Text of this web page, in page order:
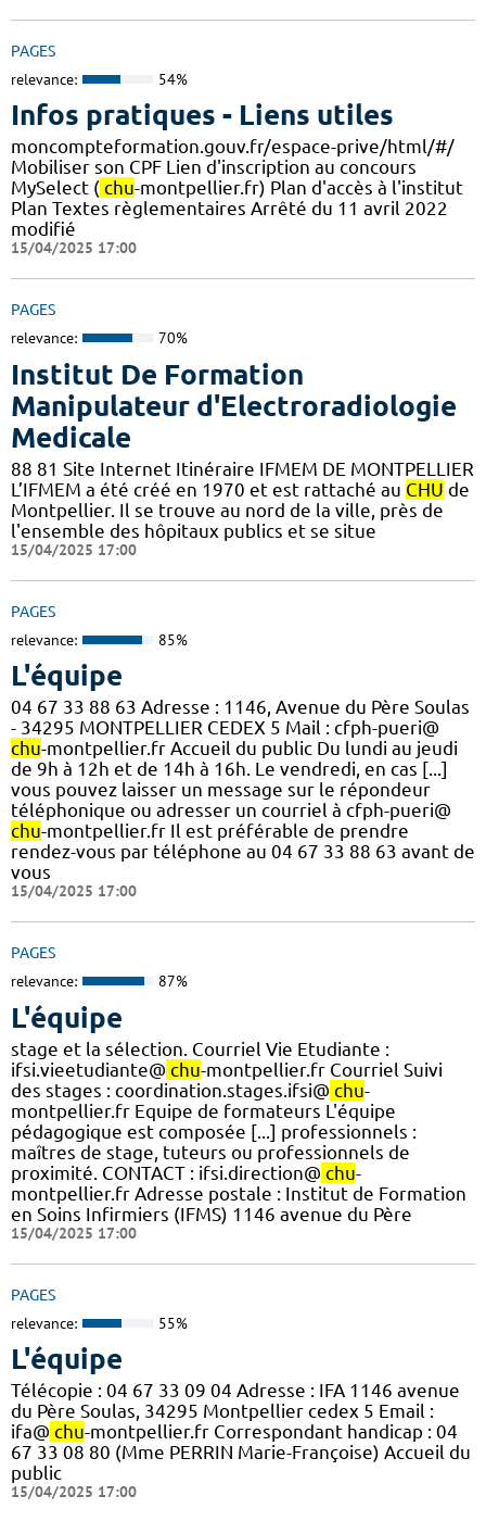
PAGES
relevance: 54%
Infos pratiques - Liens utiles
moncompteformation.gouv.fr/espace-prive/html/#/
Mobiliser son CPF Lien d'inscription au concours
MySelect ( chu-montpellier.fr) Plan d'accès à l'institut
Plan Textes règlementaires Arrêté du 11 avril 2022
modifié
15/04/2025 17:00
PAGES
relevance: 70%
Institut De Formation
Manipulateur d'Electroradiologie
Medicale
88 81 Site Internet Itinéraire IFMEM DE MONTPELLIER
L’IFMEM a été créé en 1970 et est rattaché au CHU de
Montpellier. Il se trouve au nord de la ville, près de
l'ensemble des hôpitaux publics et se situe
15/04/2025 17:00
PAGES
relevance: 85%
L'équipe
04 67 33 88 63 Adresse : 1146, Avenue du Père Soulas
- 34295 MONTPELLIER CEDEX 5 Mail : cfph-pueri@
chu-montpellier.fr Accueil du public Du lundi au jeudi
de 9h à 12h et de 14h à 16h. Le vendredi, en cas [...]
vous pouvez laisser un message sur le répondeur
téléphonique ou adresser un courriel à cfph-pueri@
chu-montpellier.fr Il est préférable de prendre
rendez-vous par téléphone au 04 67 33 88 63 avant de
vous
15/04/2025 17:00
PAGES
relevance: 87%
L'équipe
stage et la sélection. Courriel Vie Etudiante :
ifsi.vieetudiante@ chu-montpellier.fr Courriel Suivi
des stages : coordination.stages.ifsi@ chu-
montpellier.fr Equipe de formateurs L'équipe
pédagogique est composée [...] professionnels :
maîtres de stage, tuteurs ou professionnels de
proximité. CONTACT : ifsi.direction@ chu-
montpellier.fr Adresse postale : Institut de Formation
en Soins Infirmiers (IFMS) 1146 avenue du Père
15/04/2025 17:00
PAGES
relevance: 55%
L'équipe
Télécopie : 04 67 33 09 04 Adresse : IFA 1146 avenue
du Père Soulas, 34295 Montpellier cedex 5 Email :
ifa@ chu-montpellier.fr Correspondant handicap : 04
67 33 08 80 (Mme PERRIN Marie-Françoise) Accueil du
public
15/04/2025 17:00